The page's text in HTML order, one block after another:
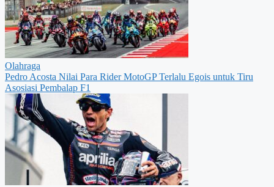
Olahraga
Pedro Acosta Nilai Para Rider MotoGP Terlalu Egois untuk Tiru
Asosiasi Pembalap F1